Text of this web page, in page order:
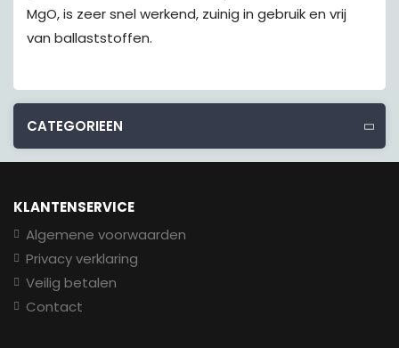
MgO, is zeer snel werkend, zuinig in gebruik en vrij
van ballaststoffen.
CATEGORIEEN
KLANTENSERVICE
Algemene voorwaarden
Privacy verklaring
Veilig betalen
Contact